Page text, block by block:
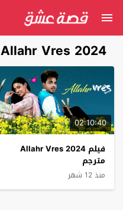
Allahr Vres 2024
02:10:40
فيلم Allahr Vres 2024
مترجم
منذ 12 شهر